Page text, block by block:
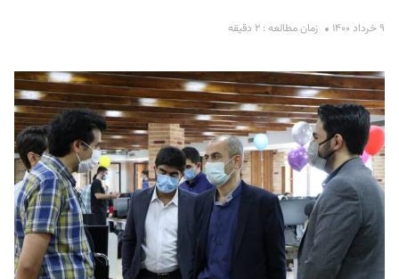
۹ خرداد ۱۴۰۰ زمان مطالعه : ۲ دقیقه